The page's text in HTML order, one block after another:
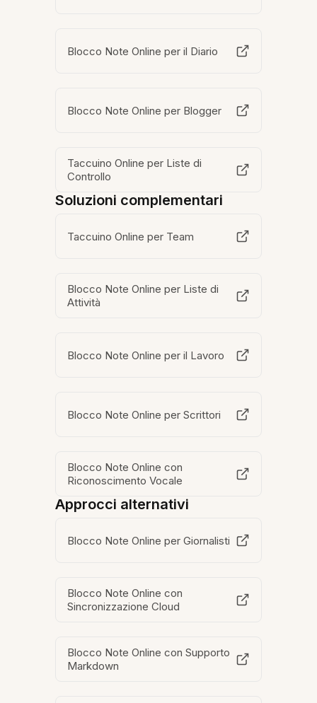
Blocco Note Online per il Diario
Blocco Note Online per Blogger
Taccuino Online per Liste di
Controllo
Soluzioni complementari
Taccuino Online per Team
Blocco Note Online per Liste di
Attività
Blocco Note Online per il Lavoro
Blocco Note Online per Scrittori
Blocco Note Online con
Riconoscimento Vocale
Approcci alternativi
Blocco Note Online per Giornalisti
Blocco Note Online con
Sincronizzazione Cloud
Blocco Note Online con Supporto
Markdown